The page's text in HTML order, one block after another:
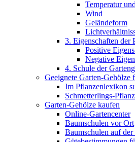
Temperatur
Wind
Geländeform
3. Eigenschaften der
Positive
Negative
4. Schule der
Geeignete Garten-Gehölze
Im Pflanzenlexikon
Schmetterlings-
Garten-Gehölze kaufen
Online-Gartencenter
Baumschulen vor Ort
Baumschulen auf